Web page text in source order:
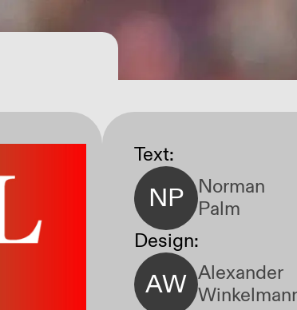
Text:
NP
Norman
Palm
Design:
AW Alexander